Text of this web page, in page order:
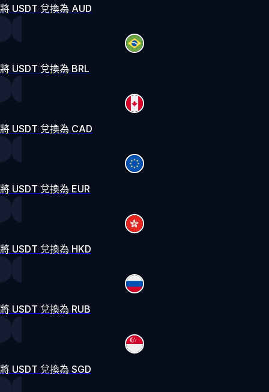
將 USDT 兌換為 AUD
將 USDT 兌換為 BRL
將 USDT 兌換為 CAD
將 USDT 兌換為 EUR
將 USDT 兌換為 HKD
將 USDT 兌換為 RUB
將 USDT 兌換為 SGD